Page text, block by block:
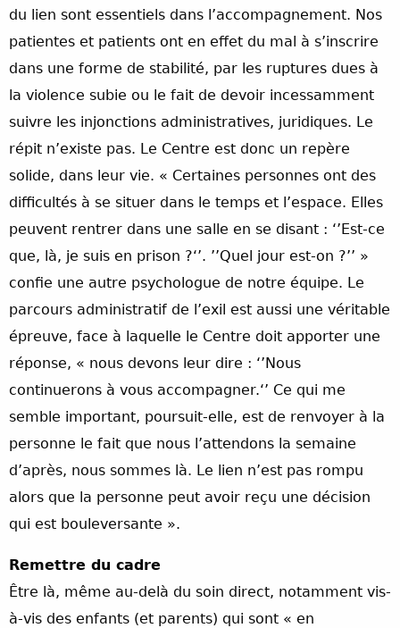
du lien sont essentiels dans l’accompagnement. Nos
patientes et patients ont en effet du mal à s’inscrire
dans une forme de stabilité, par les ruptures dues à
la violence subie ou le fait de devoir incessamment
suivre les injonctions administratives, juridiques. Le
répit n’existe pas. Le Centre est donc un repère
solide, dans leur vie. « Certaines personnes ont des
difficultés à se situer dans le temps et l’espace. Elles
peuvent rentrer dans une salle en se disant : ‘’Est-ce
que, là, je suis en prison ?‘’. ’’Quel jour est-on ?’’ »
confie une autre psychologue de notre équipe. Le
parcours administratif de l’exil est aussi une véritable
épreuve, face à laquelle le Centre doit apporter une
réponse, « nous devons leur dire : ‘’Nous
continuerons à vous accompagner.‘’ Ce qui me
semble important, poursuit-elle, est de renvoyer à la
personne le fait que nous l’attendons la semaine
d’après, nous sommes là. Le lien n’est pas rompu
alors que la personne peut avoir reçu une décision
qui est bouleversante ».
Remettre du cadre
Être là, même au-delà du soin direct, notamment vis-
à-vis des enfants (et parents) qui sont « en